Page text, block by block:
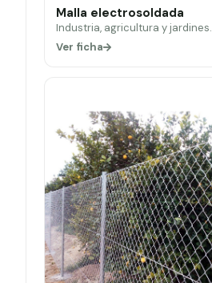
Malla electrosoldada
Industria, agricultura y jardines.
Ver ficha